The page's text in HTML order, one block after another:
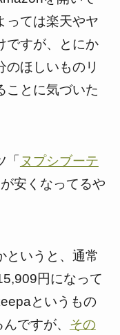
っては楽天やヤ
ですが、とにか
のほしいものリ
ことに気づいた
「 ヌプシブーテ
が安くなってるや
というと、通常
円になって
というもの
ですが、 その